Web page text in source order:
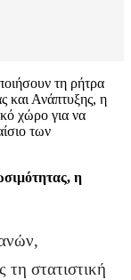
τη ρήτρα
και Ανάπτυξης, η
χώρο για να
των
η
στατιστική